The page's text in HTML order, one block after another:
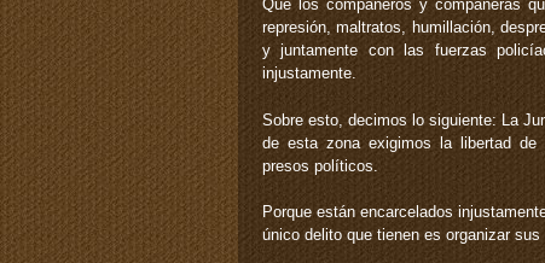
Que los compañeros y compañeras
represión, maltratos, humillación,
y juntamente con las fuerzas
injustamente.
Sobre esto, decimos lo siguiente: La
de esta zona exigimos la libertad de
presos políticos.
Porque están encarcelados
único delito que tienen es organizar